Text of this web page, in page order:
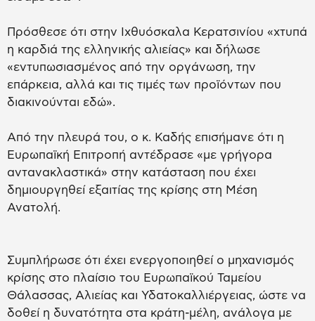
Πρόσθεσε ότι στην Ιχθυόσκαλα Κερατσινίου «χτυπά
η καρδιά της ελληνικής αλιείας» και δήλωσε
«εντυπωσιασμένος από την οργάνωση, την
επάρκεια, αλλά και τις τιμές των προϊόντων που
διακινούνται εδώ».
Από την πλευρά του, ο κ. Καδής επισήμανε ότι η
Ευρωπαϊκή Επιτροπή αντέδρασε «με γρήγορα
αντανακλαστικά» στην κατάσταση που έχει
δημιουργηθεί εξαιτίας της κρίσης στη Μέση
Ανατολή.
Συμπλήρωσε ότι έχει ενεργοποιηθεί ο μηχανισμός
κρίσης στο πλαίσιο του Ευρωπαϊκού Ταμείου
Θάλασσας, Αλιείας και Υδατοκαλλιέργειας, ώστε να
δοθεί η δυνατότητα στα κράτη-μέλη, ανάλογα με